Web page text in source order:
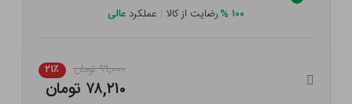
۱۰۰ %رضایت از کالا | عملکرد عالی
۹۹,۰۰۰ تومان ۲۱٪
۷۸,۲۱۰ تومان